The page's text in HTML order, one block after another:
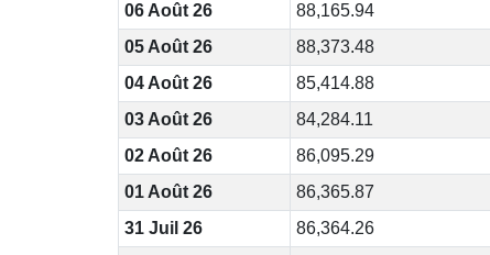
06 Août 26
88,165.94
05 Août 26
88,373.48
04 Août 26
85,414.88
03 Août 26
84,284.11
02 Août 26
86,095.29
01 Août 26
86,365.87
31 Juil 26
86,364.26